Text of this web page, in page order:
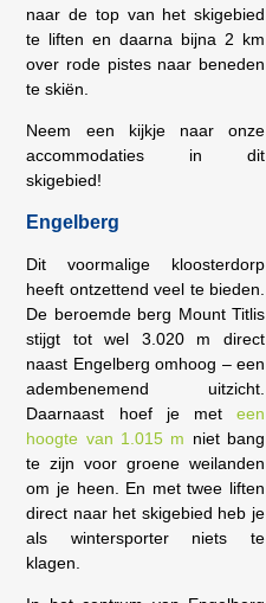
naar de top van het skigebied
te liften en daarna bijna 2 km
over rode pistes naar beneden
te skiën.
Neem een kijkje naar onze
accommodaties in dit
skigebied!
Engelberg
Dit voormalige kloosterdorp
heeft ontzettend veel te bieden.
De beroemde berg Mount Titlis
stijgt tot wel 3.020 m direct
naast Engelberg omhoog – een
adembenemend uitzicht.
Daarnaast hoef je met een
hoogte van 1.015 m niet bang
te zijn voor groene weilanden
om je heen. En met twee liften
direct naar het skigebied heb je
als wintersporter niets te
klagen.